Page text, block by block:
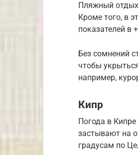
Пляжный отдых
Кроме того, в
показателей в
Без сомнений
чтобы
например,
Кипр
Погода в
застывают на
градусам по